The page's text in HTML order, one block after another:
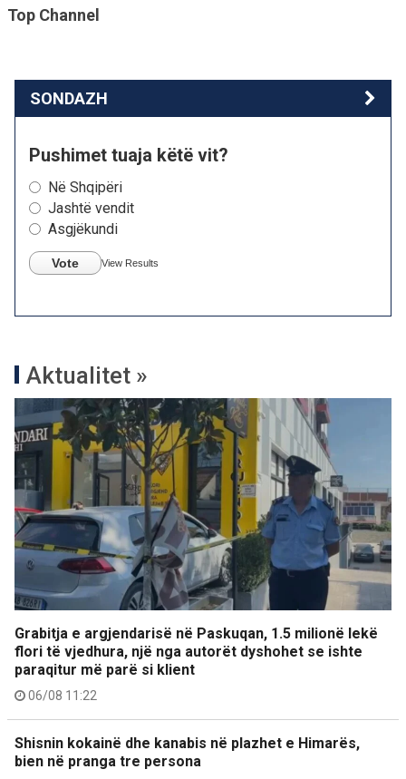
Top Channel
SONDAZH
Pushimet tuaja këtë vit?
Në Shqipëri
Jashtë vendit
Asgjëkundi
Vote View Results
Aktualitet »
Grabitja e argjendarisë në Paskuqan, 1.5 milionë lekë
flori të vjedhura, një nga autorët dyshohet se ishte
paraqitur më parë si klient
06/08 11:22
Shisnin kokainë dhe kanabis në plazhet e Himarës,
bien në pranga tre persona